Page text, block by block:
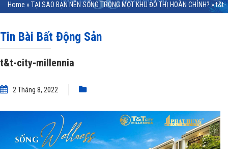
Home »TẠI SAO BẠN NÊN SỐNG TRONG MỘT KHU ĐÔ THỊ HOÀN CHỈNH? »t&t-
Tin Bài Bất Động Sản
t&t-city-millennia
2 Tháng 8, 2022